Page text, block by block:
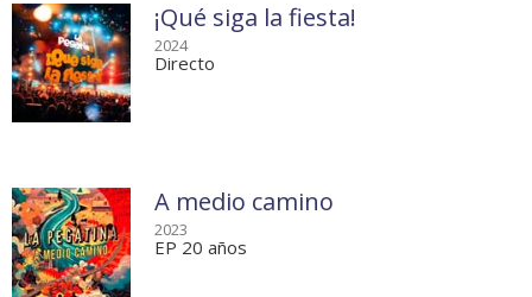
¡Qué siga la fiesta!
2024
Directo
A medio camino
2023
EP 20 años